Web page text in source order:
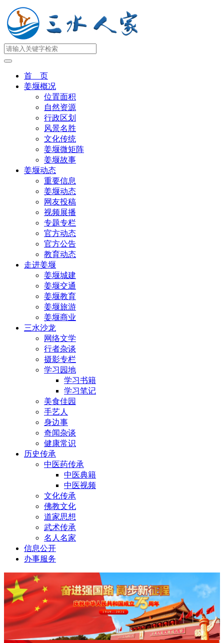
首 页
姜堰概况
位置面积
自然资源
行政区划
风景名胜
文化传统
姜堰微矩阵
姜堰故事
姜堰动态
重要信息
姜堰动态
网友投稿
视频展播
专题专栏
官方动态
官方公告
教育动态
走进姜堰
姜堰城建
姜堰交通
姜堰教育
姜堰旅游
姜堰商业
三水沙龙
网络文学
行者杂谈
摄影专栏
学习园地
学习书籍
学习笔记
美食佳园
手艺人
身边事
奇闻杂谈
健康常识
历史传承
中医药传承
中医典籍
中医视频
文化传承
佛教文化
道家思想
武术传承
名人名家
信息公开
办事服务